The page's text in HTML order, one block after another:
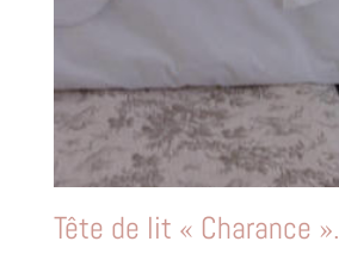
Tête de lit « Charance ».